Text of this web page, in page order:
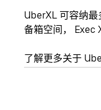
UberXL 可容纳
备箱空间， Exec
了解更多关于